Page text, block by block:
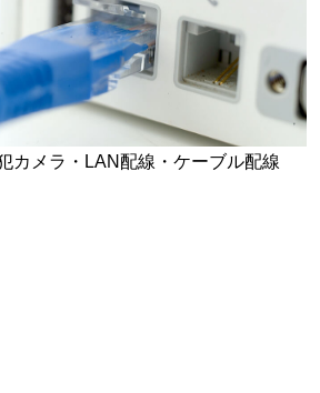
カメラ・LAN配線・ケーブル配線